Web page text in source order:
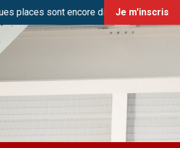
encore disponibles en coursJe m'inscris